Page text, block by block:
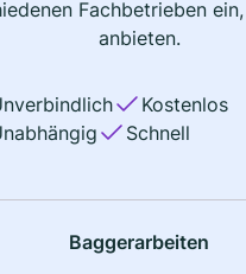
Fachbetrieben
anbieten.
Kostenlos
Schnell
Baggerarbeiten